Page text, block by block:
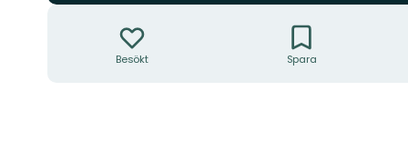
Besökt Spara